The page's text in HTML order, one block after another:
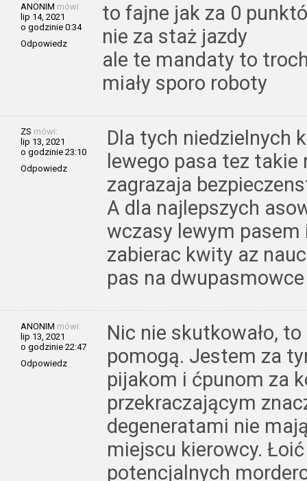
ANONIM mówi:
lip 14, 2021
o godzinie 0:34
Odpowiedz
to fajne jak za 0
nie za staż jazdy
ale te mandaty to
miały sporo roboty
ZS mówi:
lip 13, 2021
o godzinie 23:10
Odpowiedz
Dla tych niedzielnych
lewego pasa tez
zagrazaja
A dla najlepszych
wczasy lewym pasem
zabierac kwity az
pas na dwupasmowce
ANONIM mówi:
lip 13, 2021
o godzinie 22:47
Odpowiedz
Nic nie skutkowało,
pomogą. Jestem za
pijakom i ćpunom za
przekraczającym
degeneratami nie
miejscu kierowcy.
potencjalnych